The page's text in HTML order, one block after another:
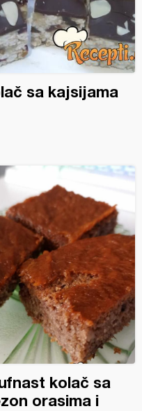
sa kajsijama
kolač sa
orasima i